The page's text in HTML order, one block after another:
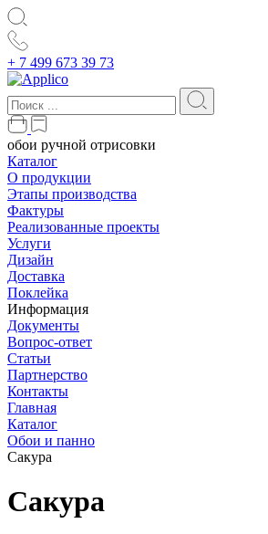
+ 7 499 673 39 73
обои ручной отрисовки
Каталог
О продукции
Этапы производства
Фактуры
Реализованные проекты
Услуги
Дизайн
Доставка
Поклейка
Информация
Документы
Вопрос-ответ
Статьи
Партнерство
Контакты
Главная
Каталог
Обои и панно
Сакура
Сакура